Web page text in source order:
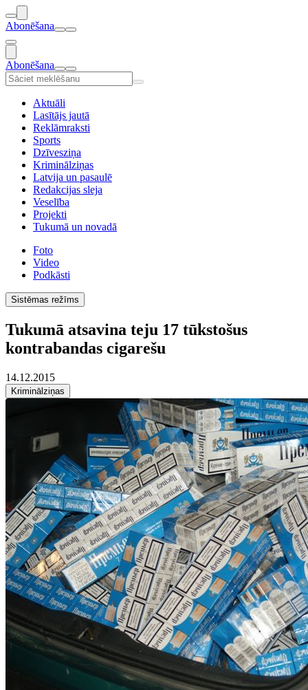
Abonēšana
Abonēšana
Aktuāli
Lasītājs jautā
Reklāmraksti
Sports
Dzīvesziņa
Kriminālziņas
Latvija un pasaulē
Redakcijas sleja
Veselība
Projekti
Tukumā un novadā
Foto
Video
Podkāsti
Sistēmas režīms
Tukumā atsavina teju 17 tūkstošus
kontrabandas cigarešu
14.12.2015
Kriminālziņas